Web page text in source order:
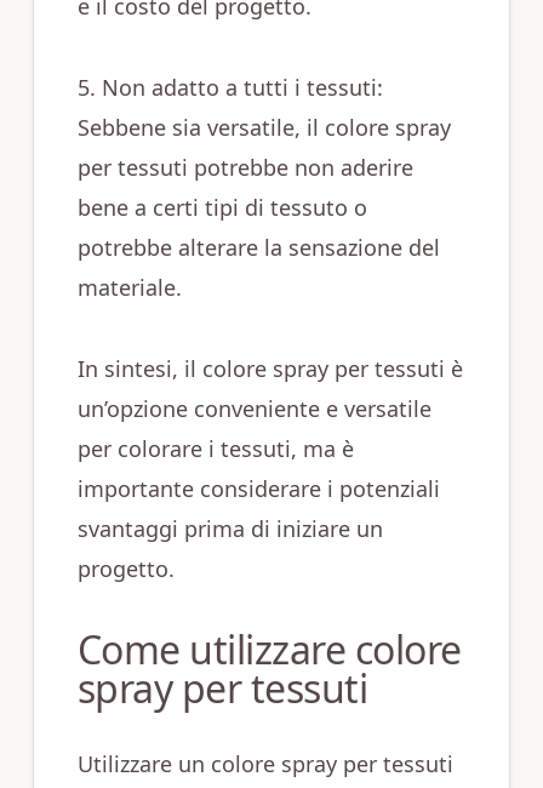
e il costo del progetto.
5. Non adatto a tutti i tessuti:
Sebbene sia versatile, il colore spray
per tessuti potrebbe non aderire
bene a certi tipi di tessuto o
potrebbe alterare la sensazione del
materiale.
In sintesi, il colore spray per tessuti è
un’opzione conveniente e versatile
per colorare i tessuti, ma è
importante considerare i potenziali
svantaggi prima di iniziare un
progetto.
Come utilizzare colore
spray per tessuti
Utilizzare un colore spray per tessuti